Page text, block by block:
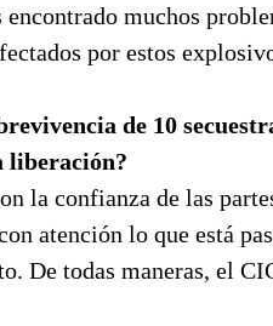
muchos
por estos
de 10
liberación?
la confianza de las
atención lo que está
De todas maneras, el